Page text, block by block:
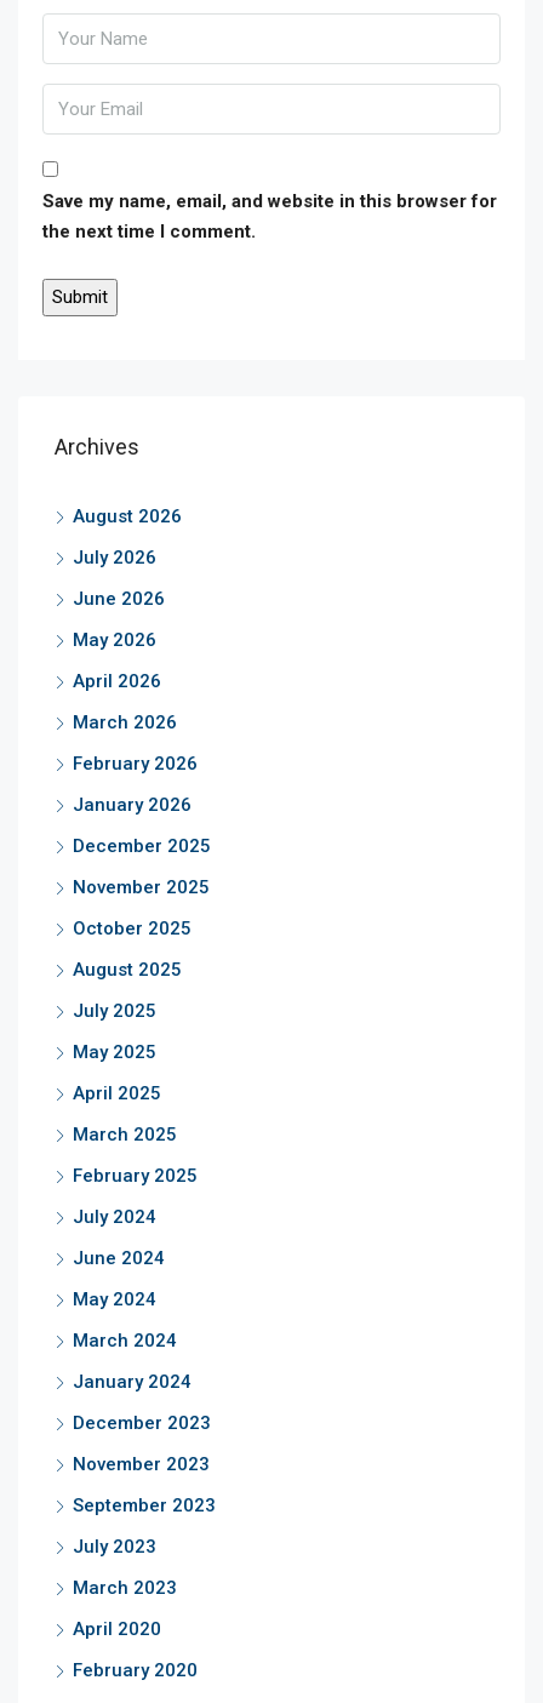
Save my name, email, and website in this browser for
the next time I comment.
Archives
August 2026
July 2026
June 2026
May 2026
April 2026
March 2026
February 2026
January 2026
December 2025
November 2025
October 2025
August 2025
July 2025
May 2025
April 2025
March 2025
February 2025
July 2024
June 2024
May 2024
March 2024
January 2024
December 2023
November 2023
September 2023
July 2023
March 2023
April 2020
February 2020